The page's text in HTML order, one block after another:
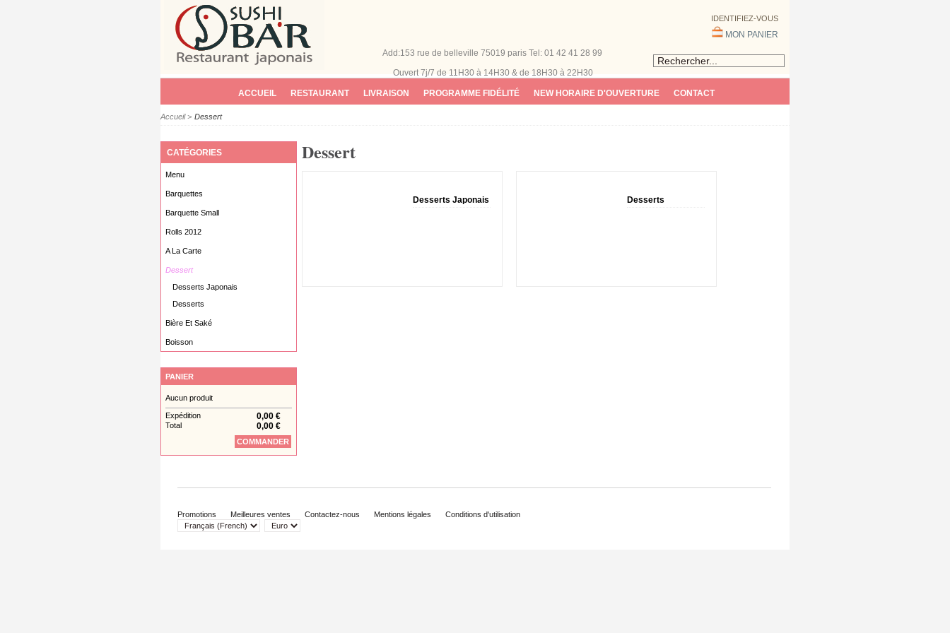
Add:153 rue de belleville 75019 paris Tel: 01 42 41 28 99
Ouvert 7j/7 de 11H30 à 14H30 & de 18H30 à 22H30
IDENTIFIEZ-VOUS
MON PANIER
ACCUEIL RESTAURANT LIVRAISON PROGRAMME FIDÉLITÉ NEW HORAIRE D'OUVERTURE CONTACT
Accueil > Dessert
Dessert
Desserts Japonais Desserts
CATÉGORIES
Menu
Barquettes
Barquette Small
Rolls 2012
A La Carte
Dessert
Desserts Japonais
Desserts
Bière Et Saké
Boisson
PANIER
Aucun produit
Expédition 0,00 €
Total 0,00 €
COMMANDER
Promotions Meilleures ventes Contactez-nous Mentions légales Conditions d'utilisation